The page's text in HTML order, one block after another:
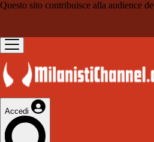
Questo sito contribuisce alla audience de
Accedi